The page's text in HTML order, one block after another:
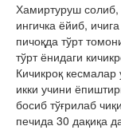
Хамиртуруш
ингичка ёйиб,
пичоқда тўрт
тўрт ёнидаги
Кичикроқ
икки учини
босиб тўғрилаб
печида 30 дақиқа